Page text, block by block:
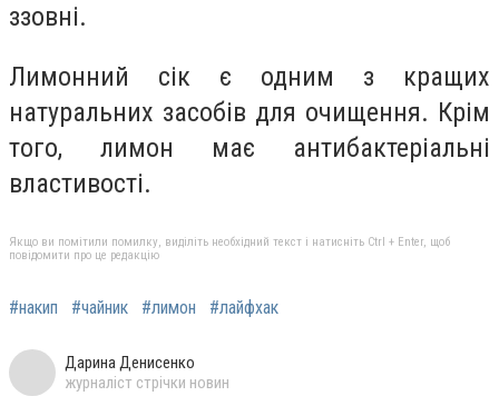
ззовні.
Лимонний сік є одним з кращих
натуральних засобів для очищення. Крім
того, лимон має антибактеріальні
властивості.
Якщо ви помітили помилку, виділіть необхідний текст і натисніть Ctrl + Enter, щоб
повідомити про це редакцію
#накип #чайник #лимон #лайфхак
Дарина Денисенко
журналіст стрічки новин